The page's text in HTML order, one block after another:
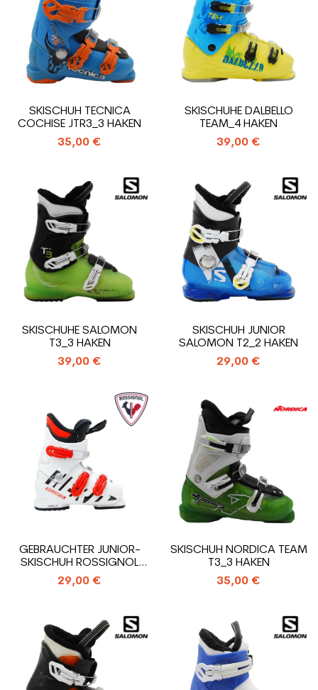
SKISCHUH TECNICA
COCHISE JTR3_3 HAKEN
35,00 €
SKISCHUHE DALBELLO
TEAM_4 HAKEN
39,00 €
SKISCHUHE SALOMON
T3_3 HAKEN
39,00 €
SKISCHUH JUNIOR
SALOMON T2_2 HAKEN
29,00 €
GEBRAUCHTER JUNIOR-
SKISCHUH ROSSIGNOL
HERO J3_3 HAKEN
29,00 €
SKISCHUH NORDICA TEAM
T3_3 HAKEN
35,00 €